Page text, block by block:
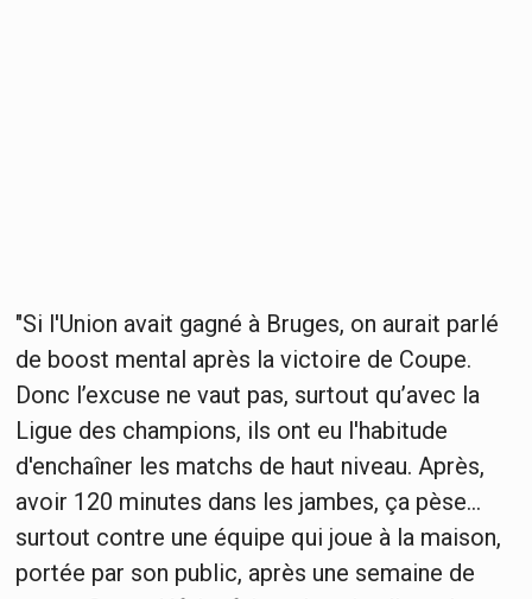
"Si l'Union avait gagné à Bruges, on aurait parlé
de boost mental après la victoire de Coupe.
Donc l’excuse ne vaut pas, surtout qu’avec la
Ligue des champions, ils ont eu l'habitude
d'enchaîner les matchs de haut niveau. Après,
avoir 120 minutes dans les jambes, ça pèse…
surtout contre une équipe qui joue à la maison,
portée par son public, après une semaine de